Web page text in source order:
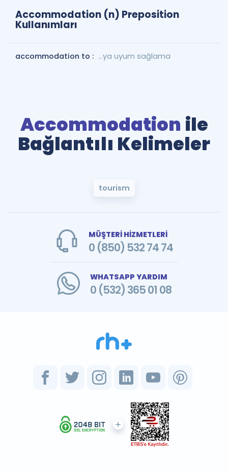
Accommodation (n) Preposition
Kullanımları
accommodation to : ...ya uyum sağlama
Accommodation ile
Bağlantılı Kelimeler
tourism
MÜŞTERİ HİZMETLERİ
0 (850) 532 74 74
WHATSAPP YARDIM
0 (532) 365 01 08